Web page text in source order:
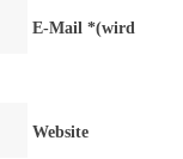
E-Mail *(wird
Website